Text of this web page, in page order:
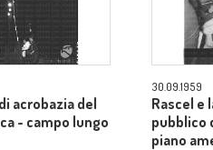
acrobazia del
- campo lungo
30.09.1959
Rascel e
pubblico
piano